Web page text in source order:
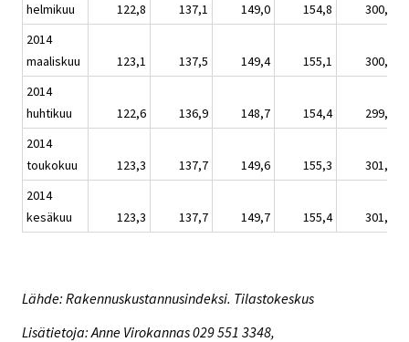
helmikuu
122,8 137,1 149,0 154,8
300,1
2014
maaliskuu
123,1 137,5 149,4 155,1
300,8
2014
huhtikuu
122,6 136,9 148,7 154,4
299,5
2014
toukokuu
123,3 137,7 149,6 155,3
301,3
2014
kesäkuu
123,3 137,7 149,7 155,4 301,4
Lähde: Rakennuskustannusindeksi. Tilastokeskus
Lisätietoja: Anne Virokannas 029 551 3348,